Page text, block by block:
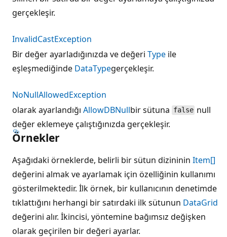
gerçekleşir.
InvalidCastException
Bir değer ayarladığınızda ve değeri Type ile
eşleşmediğinde DataTypegerçekleşir.
NoNullAllowedException
olarak ayarlandığı AllowDBNullbir sütuna false null
değer eklemeye çalıştığınızda gerçekleşir.
Örnekler
Aşağıdaki örneklerde, belirli bir sütun dizininin Item[]
değerini almak ve ayarlamak için özelliğinin kullanımı
gösterilmektedir. İlk örnek, bir kullanıcının denetimde
tıklattığını herhangi bir satırdaki ilk sütunun DataGrid
değerini alır. İkincisi, yöntemine bağımsız değişken
olarak geçirilen bir değeri ayarlar.